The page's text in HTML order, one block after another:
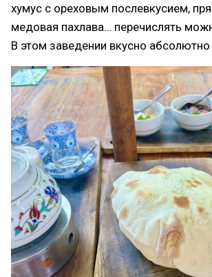
хумус с ореховым послевкусием,
медовая пахлава… перечислять
В этом заведении вкусно абсолютно